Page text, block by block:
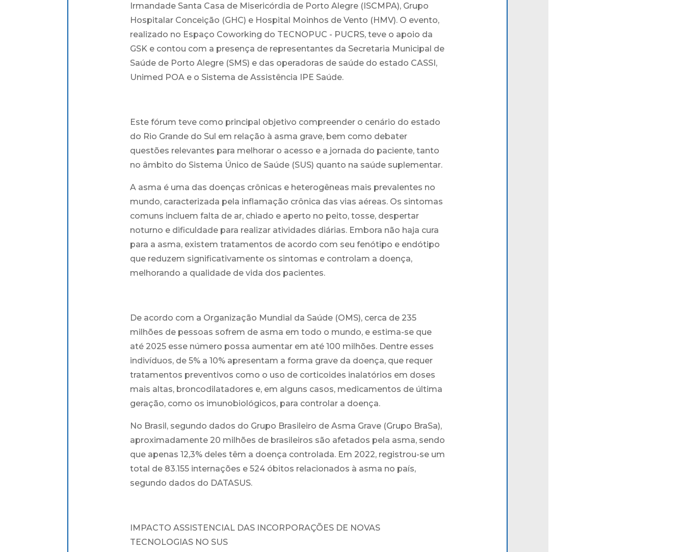
Irmandade Santa Casa de Misericórdia de Porto Alegre (ISCMPA), Grupo
Hospitalar Conceição (GHC) e Hospital Moinhos de Vento (HMV). O evento,
realizado no Espaço Coworking do TECNOPUC - PUCRS, teve o apoio da
GSK e contou com a presença de representantes da Secretaria Municipal de
Saúde de Porto Alegre (SMS) e das operadoras de saúde do estado CASSI,
Unimed POA e o Sistema de Assistência IPE Saúde.
Este fórum teve como principal objetivo compreender o cenário do estado
do Rio Grande do Sul em relação à asma grave, bem como debater
questões relevantes para melhorar o acesso e a jornada do paciente, tanto
no âmbito do Sistema Único de Saúde (SUS) quanto na saúde suplementar.
A asma é uma das doenças crônicas e heterogêneas mais prevalentes no
mundo, caracterizada pela inflamação crônica das vias aéreas. Os sintomas
comuns incluem falta de ar, chiado e aperto no peito, tosse, despertar
noturno e dificuldade para realizar atividades diárias. Embora não haja cura
para a asma, existem tratamentos de acordo com seu fenótipo e endótipo
que reduzem significativamente os sintomas e controlam a doença,
melhorando a qualidade de vida dos pacientes.
De acordo com a Organização Mundial da Saúde (OMS), cerca de 235
milhões de pessoas sofrem de asma em todo o mundo, e estima-se que
até 2025 esse número possa aumentar em até 100 milhões. Dentre esses
indivíduos, de 5% a 10% apresentam a forma grave da doença, que requer
tratamentos preventivos como o uso de corticoides inalatórios em doses
mais altas, broncodilatadores e, em alguns casos, medicamentos de última
geração, como os imunobiológicos, para controlar a doença.
No Brasil, segundo dados do Grupo Brasileiro de Asma Grave (Grupo BraSa),
aproximadamente 20 milhões de brasileiros são afetados pela asma, sendo
que apenas 12,3% deles têm a doença controlada. Em 2022, registrou-se um
total de 83.155 internações e 524 óbitos relacionados à asma no país,
segundo dados do DATASUS.
IMPACTO ASSISTENCIAL DAS INCORPORAÇÕES DE NOVAS
TECNOLOGIAS NO SUS